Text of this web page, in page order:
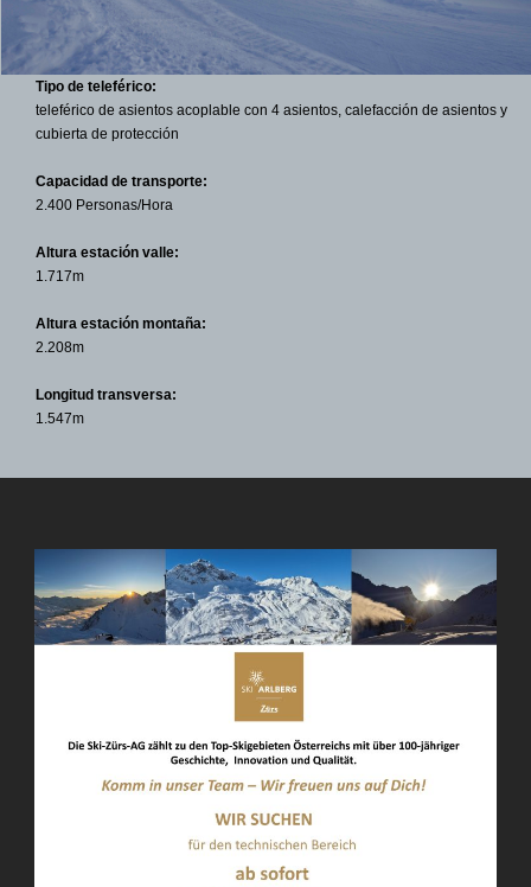
Tipo de teleférico:
teleférico de asientos acoplable con 4 asientos, calefacción de asientos y
cubierta de protección
Capacidad de transporte:
2.400 Personas/Hora
Altura estación valle:
1.717m
Altura estación montaña:
2.208m
Longitud transversa:
1.547m